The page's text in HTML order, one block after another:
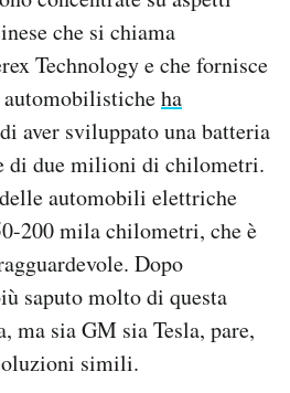
che si chiama
Technology e che fornisce
automobilisticheha
aver sviluppato una batteria
di due milioni di chilometri.
automobili elettriche
200 mila chilometri, che è
Dopo
saputo molto di questa
ma sia GM sia Tesla, pare,
simili.